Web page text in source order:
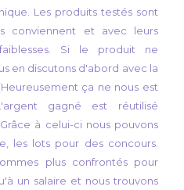
Les produits testés sont
conviennent et avec leurs
Si le produit ne
en discutons d'abord avec la
ça ne nous est
gagné est réutilisé
à celui-ci nous pouvons
les lots pour des concours.
plus confrontés pour
un salaire et nous trouvons